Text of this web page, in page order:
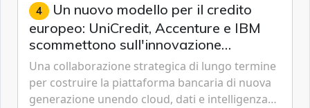
4 Un nuovo modello per il credito
europeo: UniCredit, Accenture e IBM
scommettono sull'innovazione
tecnologica
Una collaborazione strategica di lungo termine
per costruire la piattaforma bancaria di nuova
generazione unendo cloud, dati e intelligenza